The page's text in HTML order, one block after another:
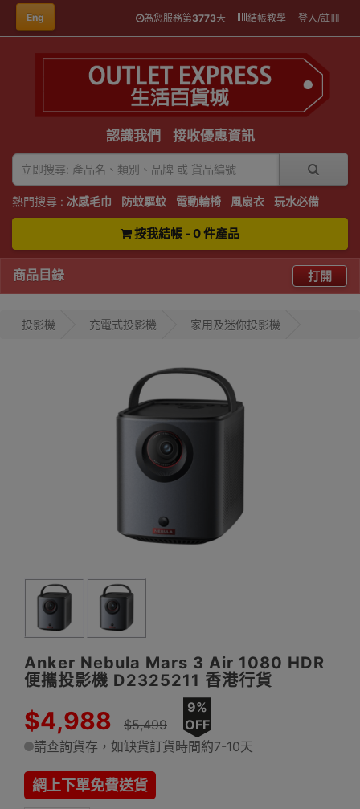
Eng 為您服務第3773天 結帳教學 登入/註冊
認識我們 接收優惠資訊
熱門搜尋 : 冰感毛巾 防蚊驅蚊 電動輪椅 風扇衣 玩水必備
按我結帳 - 0 件產品
商品目錄 打開
投影機 充電式投影機 家用及迷你投影機
Anker Nebula Mars 3 Air 1080 HDR
便攜投影機 D2325211 香港行貨
$4,988 $5,499
9%
OFF
請查詢貨存，如缺貨訂貨時間約7-10天
網上下單免費送貨